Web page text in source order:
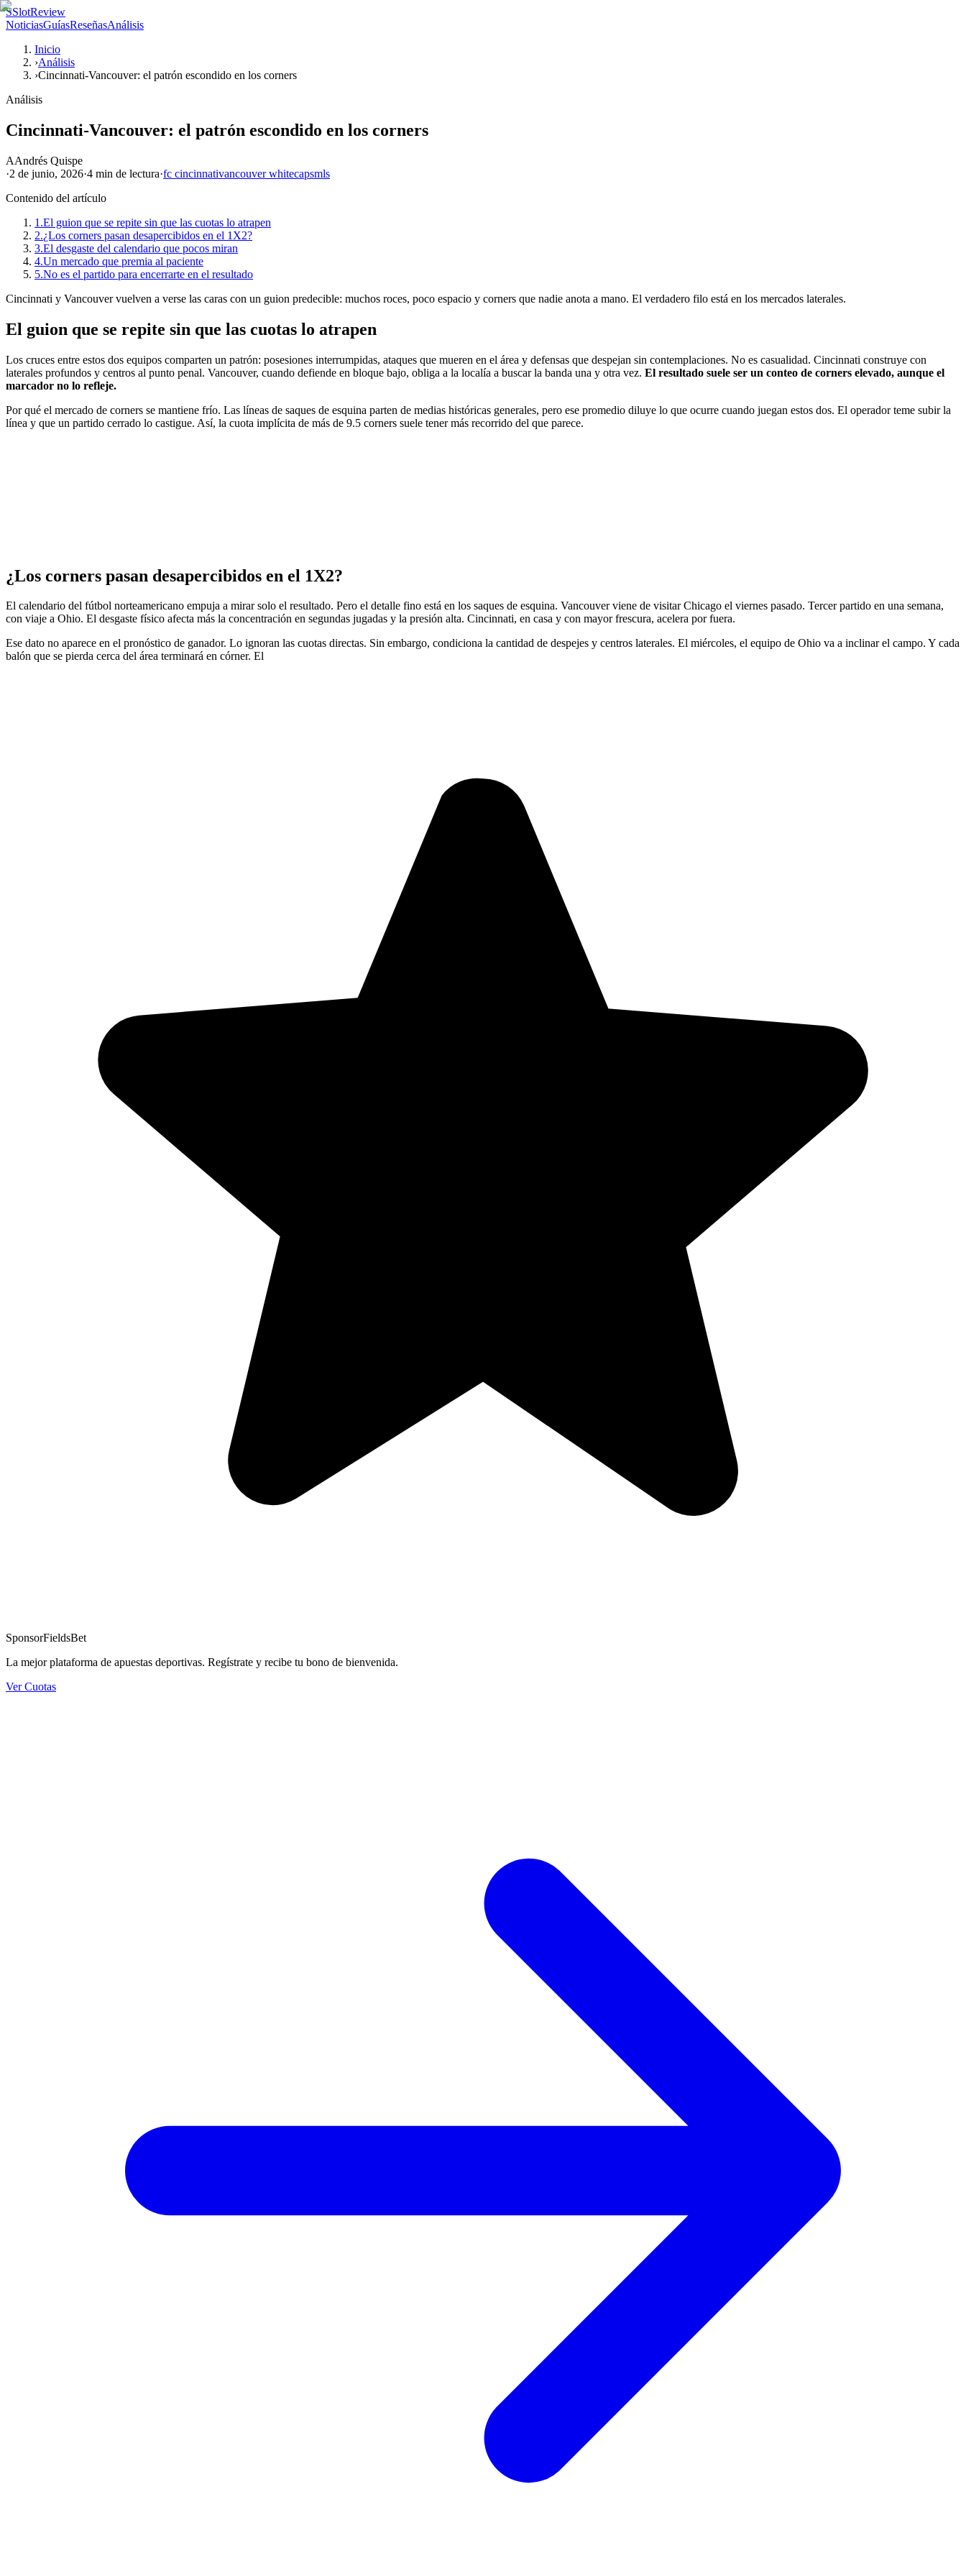
SSlotReview
NoticiasGuíasReseñasAnálisis
Inicio
›Análisis
›Cincinnati-Vancouver: el patrón escondido en los corners
Análisis
Cincinnati-Vancouver: el patrón escondido en los corners
AAndrés Quispe
·2 de junio, 2026·4 min de lectura·fc cincinnativancouver whitecapsmls
Contenido del artículo
1.El guion que se repite sin que las cuotas lo atrapen
2.¿Los corners pasan desapercibidos en el 1X2?
3.El desgaste del calendario que pocos miran
4.Un mercado que premia al paciente
5.No es el partido para encerrarte en el resultado
Cincinnati y Vancouver vuelven a verse las caras con un guion predecible: muchos roces, poco espacio y corners que nadie anota a mano. El verdadero filo está en los mercados laterales.
El guion que se repite sin que las cuotas lo atrapen
Los cruces entre estos dos equipos comparten un patrón: posesiones interrumpidas, ataques que mueren en el área y defensas que despejan sin contemplaciones. No es casualidad. Cincinnati construye con
laterales profundos y centros al punto penal. Vancouver, cuando defiende en bloque bajo, obliga a la localía a buscar la banda una y otra vez. El resultado suele ser un conteo de corners elevado, aunque el
marcador no lo refleje.
Por qué el mercado de corners se mantiene frío. Las líneas de saques de esquina parten de medias históricas generales, pero ese promedio diluye lo que ocurre cuando juegan estos dos. El operador teme subir la
línea y que un partido cerrado lo castigue. Así, la cuota implícita de más de 9.5 corners suele tener más recorrido del que parece.
¿Los corners pasan desapercibidos en el 1X2?
El calendario del fútbol norteamericano empuja a mirar solo el resultado. Pero el detalle fino está en los saques de esquina. Vancouver viene de visitar Chicago el viernes pasado. Tercer partido en una semana,
con viaje a Ohio. El desgaste físico afecta más la concentración en segundas jugadas y la presión alta. Cincinnati, en casa y con mayor frescura, acelera por fuera.
Ese dato no aparece en el pronóstico de ganador. Lo ignoran las cuotas directas. Sin embargo, condiciona la cantidad de despejes y centros laterales. El miércoles, el equipo de Ohio va a inclinar el campo. Y cada
balón que se pierda cerca del área terminará en córner. El
SponsorFieldsBet
La mejor plataforma de apuestas deportivas. Regístrate y recibe tu bono de bienvenida.
Ver Cuotas